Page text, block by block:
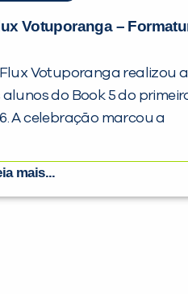
Votuporanga –
Votuporanga realizou
alunos do Book 5 do
A celebração marcou a
mais...